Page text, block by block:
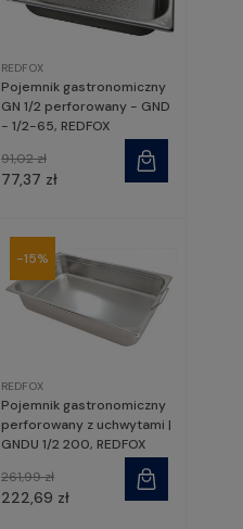
REDFOX
Pojemnik gastronomiczny
GN 1/2 perforowany - GND
- 1/2-65, REDFOX
77,37 zł
91,02 zł
REDFOX
Pojemnik gastronomiczny
perforowany z uchwytami |
GNDU 1/2 200, REDFOX
222,69 zł
261,99 zł
-15%